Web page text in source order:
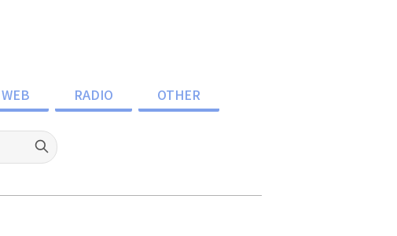
WEB RADIO OTHER